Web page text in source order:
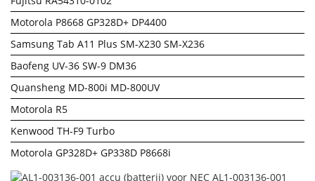
Motorola P8668 GP328D+ DP4400
Samsung Tab A11 Plus SM-X230 SM-X236
Baofeng UV-36 SW-9 DM36
Quansheng MD-800i MD-800UV
Motorola R5
Kenwood TH-F9 Turbo
Motorola GP328D+ GP338D P8668i